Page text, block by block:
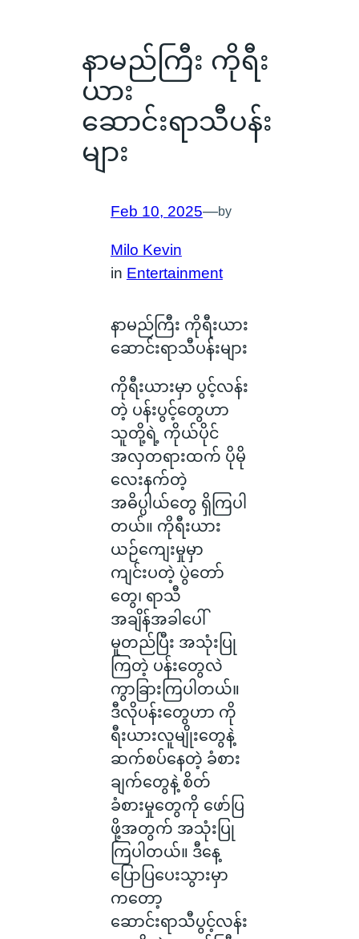
နာမည်ကြီး ကိုရီး
ယား
ဆောင်းရာသီပန်း
များ
Feb 10, 2025—by
Milo Kevin
in Entertainment
နာမည်ကြီး ကိုရီးယား
ဆောင်းရာသီပန်းများ
ကိုရီးယားမှာ ပွင့်လန်း
တဲ့ ပန်းပွင့်‌တွေဟာ
သူတို့ရဲ့ ကိုယ်ပိုင်
အလှတရားထက် ပိုမို
လေးနက်တဲ့
အဓိပ္ပါယ်တွေ ရှိကြပါ
တယ်။ ကိုရီးယား
ယဉ်ကျေးမှုမှာ
ကျင်းပတဲ့ ပွဲတော်
တွေ၊ ရာသီ
အချိန်အခါပေါ်
မူတည်ပြီး အသုံးပြု
ကြတဲ့ ပန်း‌တွေလဲ
ကွာခြားကြပါတယ်။
ဒီလိုပန်း‌တွေဟာ ကို
ရီးယားလူမျိုး‌တွေနဲ့
ဆက်စပ်နေတဲ့ ခံစား
ချက်တွေနဲ့ စိတ်
ခံစားမှုတွေကို ဖော်ပြ
ဖို့အတွက် အသုံးပြု
ကြပါတယ်။ ဒီနေ့
ပြောပြပေးသွားမှာ
ကတော့
ဆောင်းရာသီပွင့်လန်း